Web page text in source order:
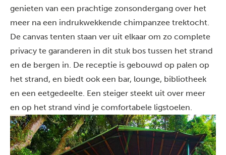
genieten van een prachtige zonsondergang over het
meer na een indrukwekkende chimpanzee trektocht.
De canvas tenten staan ver uit elkaar om zo complete
privacy te garanderen in dit stuk bos tussen het strand
en de bergen in. De receptie is gebouwd op palen op
het strand, en biedt ook een bar, lounge, bibliotheek
en een eetgedeelte. Een steiger steekt uit over meer
en op het strand vind je comfortabele ligstoelen.